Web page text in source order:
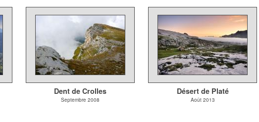
Dent de Crolles
Septembre 2008
Désert de Platé
Août 2013